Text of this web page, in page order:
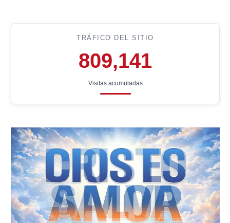
TRÁFICO DEL SITIO
809,141
Visitas acumuladas